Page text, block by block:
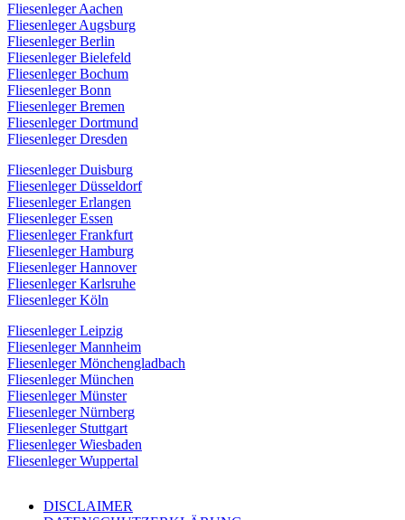
Fliesenleger Aachen
Fliesenleger Augsburg
Fliesenleger Berlin
Fliesenleger Bielefeld
Fliesenleger Bochum
Fliesenleger Bonn
Fliesenleger Bremen
Fliesenleger Dortmund
Fliesenleger Dresden
Fliesenleger Duisburg
Fliesenleger Düsseldorf
Fliesenleger Erlangen
Fliesenleger Essen
Fliesenleger Frankfurt
Fliesenleger Hamburg
Fliesenleger Hannover
Fliesenleger Karlsruhe
Fliesenleger Köln
Fliesenleger Leipzig
Fliesenleger Mannheim
Fliesenleger Mönchengladbach
Fliesenleger München
Fliesenleger Münster
Fliesenleger Nürnberg
Fliesenleger Stuttgart
Fliesenleger Wiesbaden
Fliesenleger Wuppertal
DISCLAIMER